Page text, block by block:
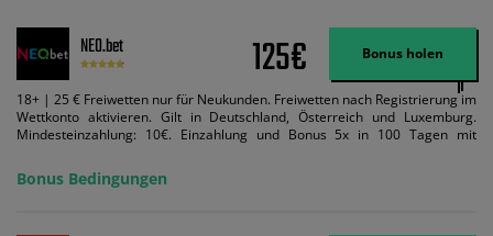
NEO.bet 125€ Bonus holen
18+ | 25 € Freiwetten nur für Neukunden. Freiwetten nach Registrierung im
Wettkonto aktivieren. Gilt in Deutschland, Österreich und Luxemburg.
Mindesteinzahlung: 10€. Einzahlung und Bonus 5x in 100 Tagen mit
Bedingungen können geändert werden. AGB gelten. Lizenziert; Hilfe bei
Suchtrisiken: buwei.de.
Bonus Bedingungen